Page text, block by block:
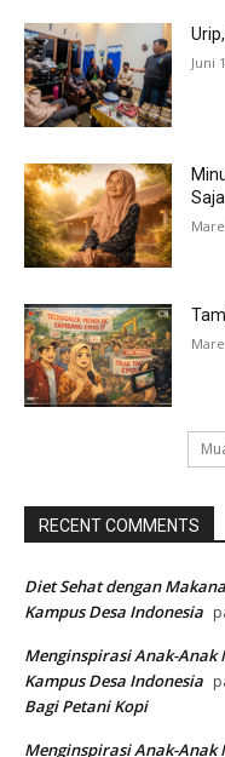
Juni
Saja
RECENT COMMENTS
Diet Sehat dengan
Kampus Desa Indonesia
Menginspirasi Anak-
Kampus Desa Indonesia
Bagi Petani Kopi
Menginspirasi Anak-